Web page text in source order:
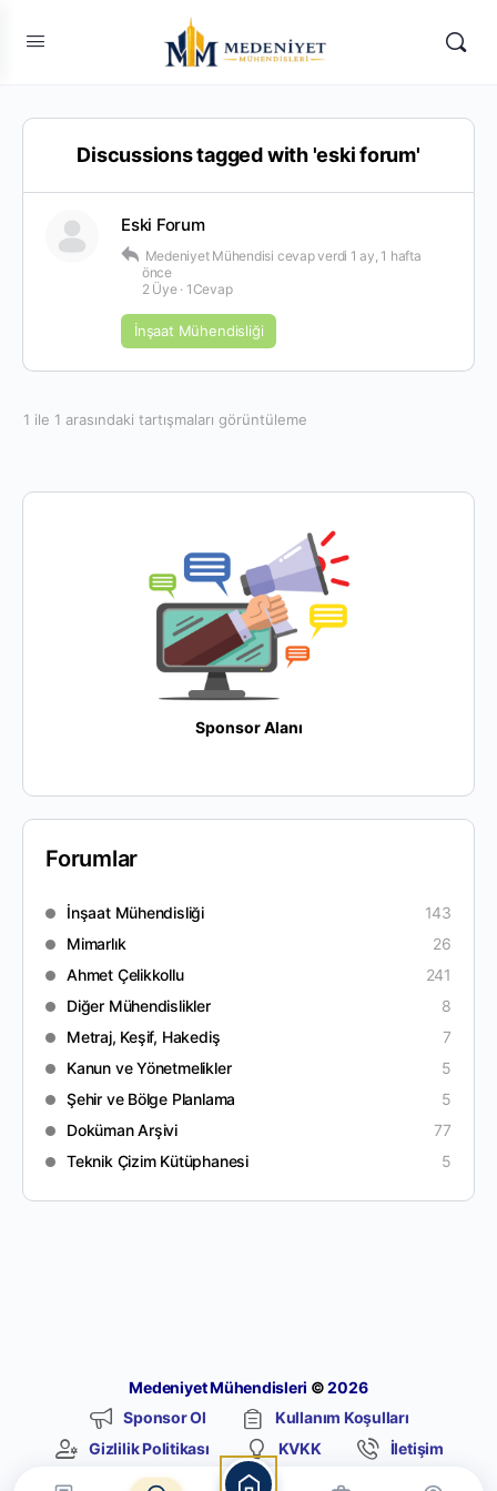
Discussions tagged with 'eski forum'
Eski Forum
Medeniyet Mühendisi cevap verdi 1 ay, 1 hafta
önce
2 Üye · 1Cevap
İnşaat Mühendisliği
1 ile 1 arasındaki tartışmaları görüntüleme
Sponsor Alanı
Forumlar
İnşaat Mühendisliği
143
Mimarlık
26
Ahmet Çelikkollu
241
Diğer Mühendislikler
8
Metraj, Keşif, Hakediş
7
Kanun ve Yönetmelikler
5
Şehir ve Bölge Planlama
5
Doküman Arşivi
77
Teknik Çizim Kütüphanesi
5
Medeniyet Mühendisleri © 2026
Sponsor Ol
Kullanım Koşulları
Gizlilik Politikası
KVKK İletişim